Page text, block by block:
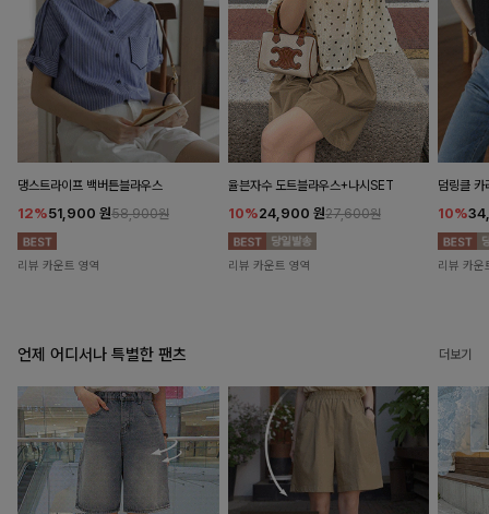
댕스트라이프 백버튼블라우스
12%51,900 원58,900원
리뷰 카운트 영역
율븐자수 도트블라우스+나시SET
10%24,900 원27,600원
리뷰 카운트 영역
덤링클 카
10%
리뷰 카운
언제 어디서나 특별한 팬츠 더보기